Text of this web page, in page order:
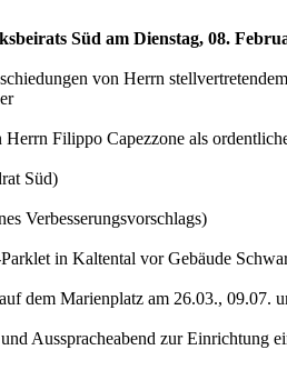
Süd am Dienstag, 08.
von Herrn
Filippo Capezzone als
Süd)
Verbesserungsvorschlags)
in Kaltental vor Gebäude
dem Marienplatz am 26.03., 09.07.
Ausspracheabend zur